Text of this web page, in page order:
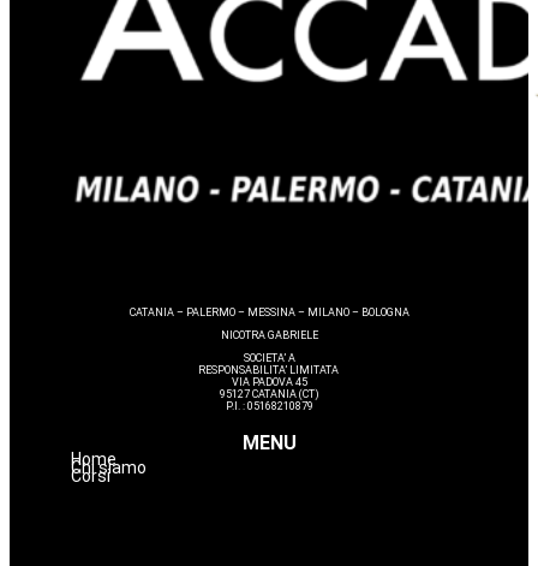
CATANIA – PALERMO – MESSINA – MILANO – BOLOGNA
NICOTRA GABRIELE
SOCIETA’ A
RESPONSABILITA’ LIMITATA
VIA PADOVA 45
95127 CATANIA (CT)
P.I. : 05168210879
MENU
Home
Chi siamo
Corsi